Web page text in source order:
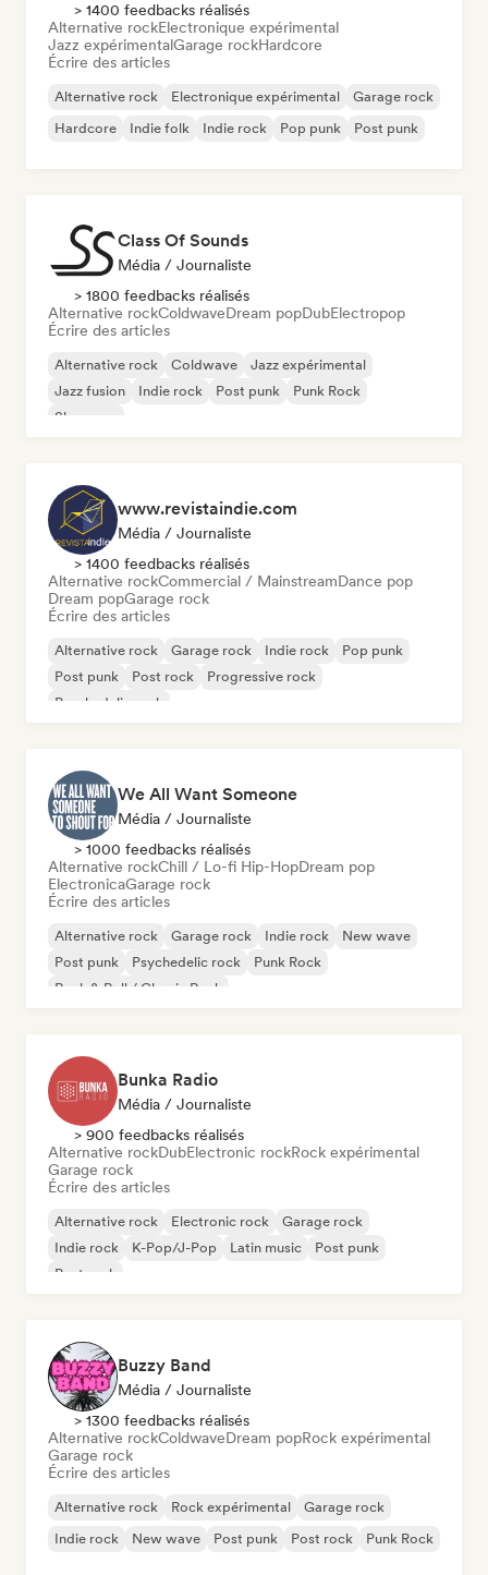
> 1400 feedbacks réalisés
Alternative rockElectronique expérimental
Jazz expérimentalGarage rockHardcore
Écrire des articles
Alternative rock Electronique expérimental
Garage rock
Hardcore
Indie folk Indie rock Pop punk Post punk
Class Of Sounds
Média / Journaliste
> 1800 feedbacks réalisés
Alternative rockColdwaveDream popDubElectropop
Écrire des articles
Alternative rock Coldwave
Jazz expérimental
Jazz fusion
Indie rock Post punk
Punk Rock
Shoegaze
www.revistaindie.com
Média / Journaliste
> 1400 feedbacks réalisés
Alternative rockCommercial / MainstreamDance pop
Dream popGarage rock
Écrire des articles
Alternative rock Garage rock Indie rock
Pop punk
Post punk
Post rock
Progressive rock
Psychedelic rock
We All Want Someone
Média / Journaliste
> 1000 feedbacks réalisés
Alternative rockChill / Lo-fi Hip-HopDream pop
ElectronicaGarage rock
Écrire des articles
Alternative rock Garage rock Indie rock
New wave
Post punk
Psychedelic rock
Punk Rock
Rock & Roll / Classic Rock
Bunka Radio
Média / Journaliste
> 900 feedbacks réalisés
Alternative rockDubElectronic rockRock expérimental
Garage rock
Écrire des articles
Alternative rock Electronic rock
Garage rock
Indie rock
K-Pop/J-Pop Latin music
Post punk
Post rock
Buzzy Band
Média / Journaliste
> 1300 feedbacks réalisés
Alternative rockColdwaveDream popRock expérimental
Garage rock
Écrire des articles
Alternative rock Rock expérimental
Garage rock
Indie rock
New wave Post punk Post rock Punk Rock